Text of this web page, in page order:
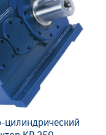
цилиндрический